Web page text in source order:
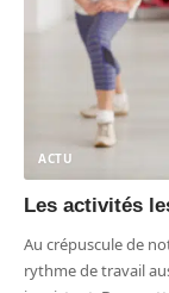
ACTU
Les activités
Au crépuscule de
rythme de travail